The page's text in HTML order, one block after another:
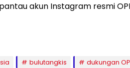
akun Instagram resmi
bulutangkis
dukungan